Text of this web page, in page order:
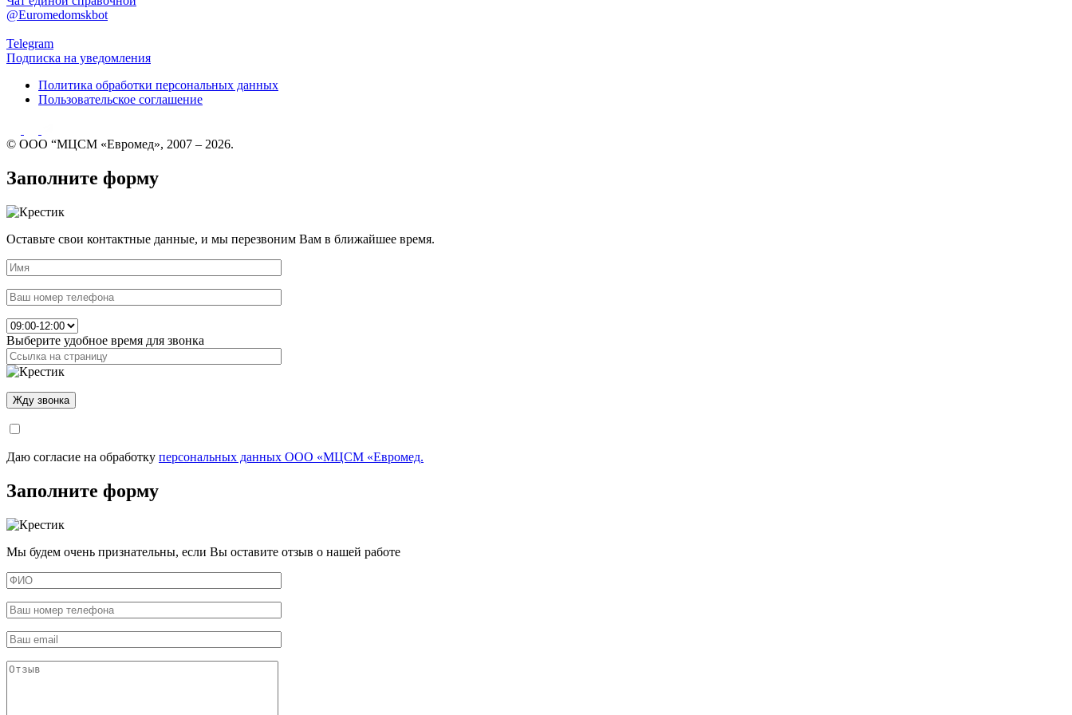
@Euromedomskbot
Telegram
Подписка на уведомления
Политика обработки персональных данных
Пользовательское соглашение
© ООО “МЦСМ «Евромед», 2007 – 2026.
Заполните форму
Оставьте свои контактные данные, и мы перезвоним Вам в ближайшее время.
Выберите удобное время для звонка
Даю согласие на обработку персональных данных ООО «МЦСМ «Евромед.
Заполните форму
Мы будем очень признательны, если Вы оставите отзыв о нашей работе